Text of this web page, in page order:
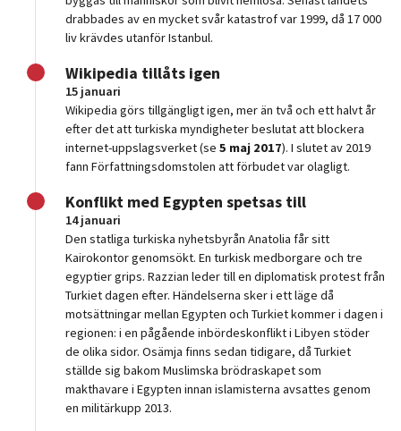
drabbades av en mycket svår katastrof var 1999, då 17 000
liv krävdes utanför Istanbul.
Wikipedia tillåts igen
15 januari
Wikipedia görs tillgängligt igen, mer än två och ett halvt år
efter det att turkiska myndigheter beslutat att blockera
internet-uppslagsverket (se5 maj 2017). I slutet av 2019
fann Författningsdomstolen att förbudet var olagligt.
Konflikt med Egypten spetsas till
14 januari
Den statliga turkiska nyhetsbyrån Anatolia får sitt
Kairokontor genomsökt. En turkisk medborgare och tre
egyptier grips. Razzian leder till en diplomatisk protest från
Turkiet dagen efter. Händelserna sker i ett läge då
motsättningar mellan Egypten och Turkiet kommer i dagen i
regionen: i en pågående inbördeskonflikt i Libyen stöder
de olika sidor. Osämja finns sedan tidigare, då Turkiet
ställde sig bakom Muslimska brödraskapet som
makthavare i Egypten innan islamisterna avsattes genom
en militärkupp 2013.